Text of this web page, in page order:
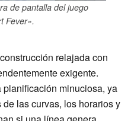
de pantalla del juego
Fever».
relajada con
exigente.
minuciosa, ya
las curvas, los horarios y